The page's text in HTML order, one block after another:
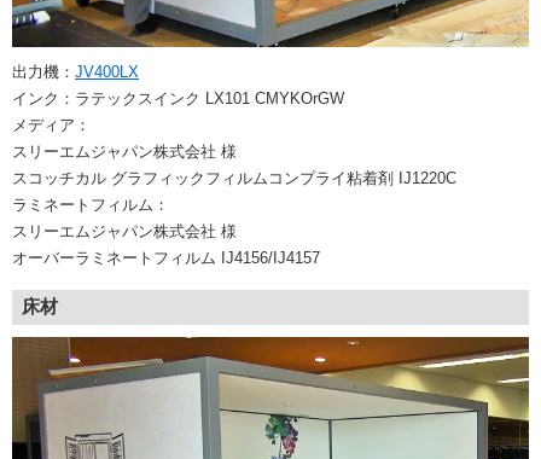
出力機： JV400LX
インク：ラテックスインク LX101 CMYKOrGW
メディア：
スリーエムジャパン株式会社 様
スコッチカル グラフィックフィルムコンプライ粘着剤 IJ1220C
ラミネートフィルム：
スリーエムジャパン株式会社 様
オーバーラミネートフィルム IJ4156/IJ4157
床材